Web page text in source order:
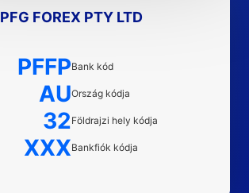
PFG FOREX PTY LTD
PFFPBank kód
AUOrszág kódja
32Földrajzi hely kódja
XXXBankfiók kódja